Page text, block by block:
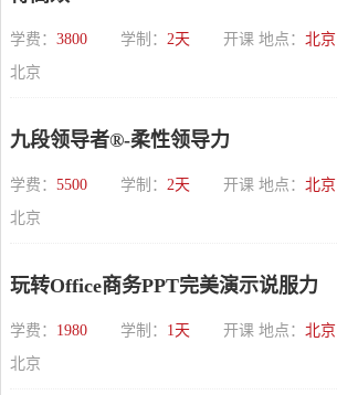
学费： 3800 学制： 2天 开课 地点： 北京
北京
九段领导者®-柔性领导力
学费： 5500 学制： 2天 开课 地点： 北京
北京
玩转Office商务PPT完美演示说服力
学费： 1980 学制： 1天 开课 地点： 北京
北京